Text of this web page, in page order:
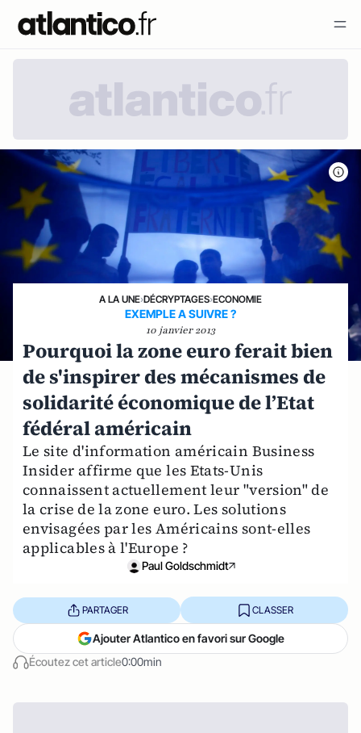
A LA UNE›DÉCRYPTAGES›ECONOMIE
EXEMPLE A SUIVRE ?
10 janvier 2013
Pourquoi la zone euro ferait bien
de s'inspirer des mécanismes de
solidarité économique de l’Etat
fédéral américain
Le site d'information américain Business
Insider affirme que les Etats-Unis
connaissent actuellement leur "version" de
la crise de la zone euro. Les solutions
envisagées par les Américains sont-elles
applicables à l'Europe ?
Paul Goldschmidt
Écoutez cet article0:00min
PARTAGER CLASSER
Ajouter Atlantico en favori sur Google